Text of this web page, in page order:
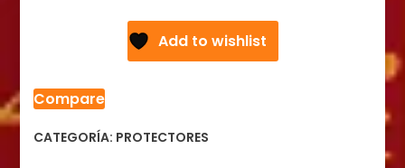
cantidad
Add to wishlist
Compare
CATEGORÍA: PROTECTORES